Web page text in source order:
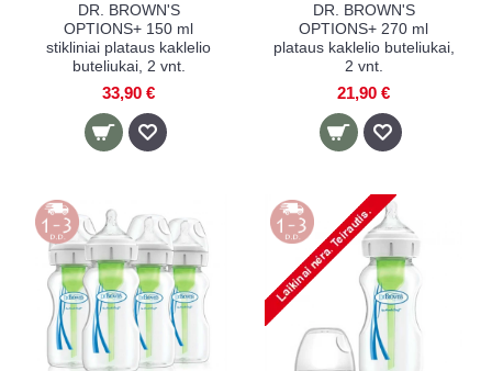
DR. BROWN'S
OPTIONS+ 150 ml
stikliniai plataus kaklelio
buteliukai, 2 vnt.
33,90 €
DR. BROWN'S
OPTIONS+ 270 ml
plataus kaklelio buteliukai,
2 vnt.
21,90 €